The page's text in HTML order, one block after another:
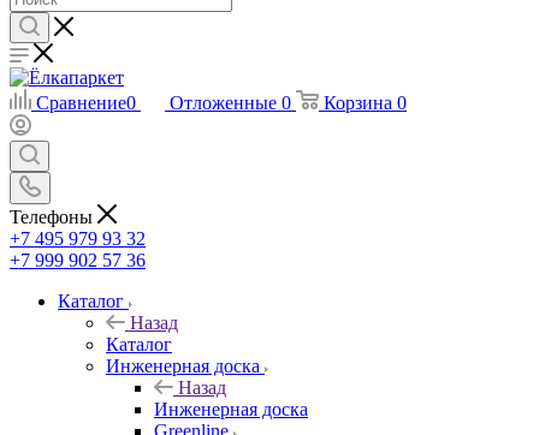
Сравнение0 Отложенные 0 Корзина 0
Телефоны
+7 495 979 93 32
+7 999 902 57 36
Каталог
Назад
Каталог
Инженерная доска
Назад
Инженерная доска
Greenline